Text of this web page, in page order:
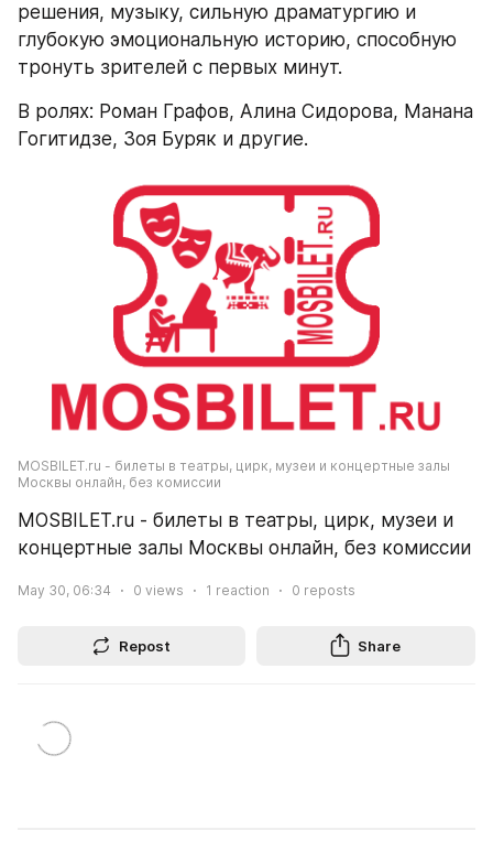
решения, музыку, сильную драматургию и
глубокую эмоциональную историю, способную
тронуть зрителей с первых минут.
В ролях: Роман Графов, Алина Сидорова, Манана
Гогитидзе, Зоя Буряк и другие.
MOSBILET.ru - билеты в театры, цирк, музеи и концертные залы
Москвы онлайн, без комиссии
MOSBILET.ru - билеты в театры, цирк, музеи и
концертные залы Москвы онлайн, без комиссии
May 30, 06:34 0 views 1 reaction 0 reposts
Repost Share